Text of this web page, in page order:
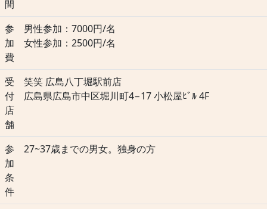
間
参
加
費
男性参加：7000円/名
女性参加：2500円/名
受
付
店
舗
笑笑 広島八丁堀駅前店
広島県広島市中区堀川町4−17 小松屋ﾋﾞﾙ 4F
参
加
条
件
27~37歳までの男女。独身の方